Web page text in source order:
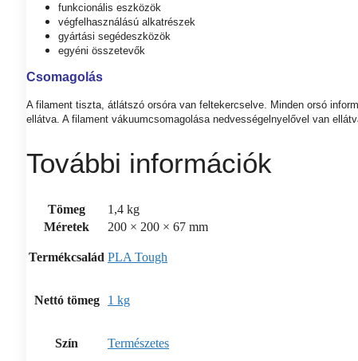
funkcionális eszközök
végfelhasználású alkatrészek
gyártási segédeszközök
egyéni összetevők
Csomagolás
A filament tiszta, átlátszó orsóra van feltekercselve. Minden orsó
ellátva. A filament vákuumcsomagolása nedvességelnyelővel van
További információk
Tömeg
1,4 kg
Méretek
200 × 200 × 67 mm
Termékcsalád PLA Tough
Nettó tömeg 1 kg
Szín Természetes